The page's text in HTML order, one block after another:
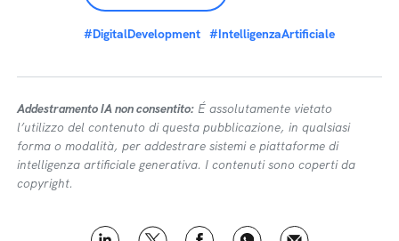
#DigitalDevelopment #IntelligenzaArtificiale
Addestramento IA non consentito: É assolutamente vietato
l’utilizzo del contenuto di questa pubblicazione, in qualsiasi
forma o modalità, per addestrare sistemi e piattaforme di
intelligenza artificiale generativa. I contenuti sono coperti da
copyright.